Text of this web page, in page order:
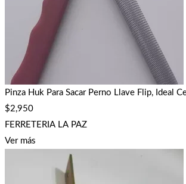
Pinza Huk Para Sacar Perno Llave Flip, Ideal
$2,950
FERRETERIA LA PAZ
Ver más